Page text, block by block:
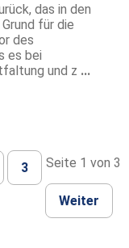
das in den
für die
des
es bei
und z ...
Seite 1 von 3
3
Weiter